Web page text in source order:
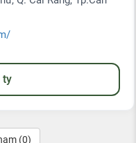
ty
(0)